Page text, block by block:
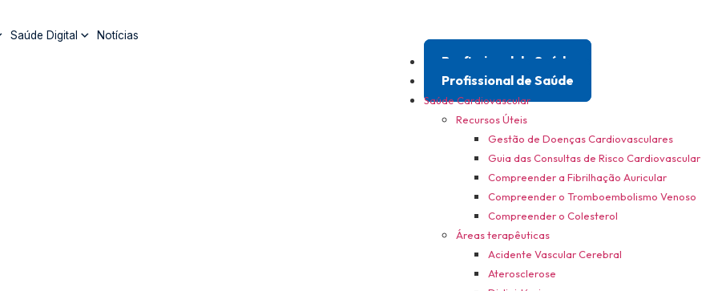
Saúde Digital Notícias
Profissional de Saúde
Profissional de Saúde
Saúde Cardiovascular
Recursos Úteis
Gestão de Doenças Cardiovasculares
Guia das Consultas de Risco Cardiovascular
Compreender a Fibrilhação Auricular
Compreender o Tromboembolismo Venoso
Compreender o Colesterol
Áreas terapêuticas
Acidente Vascular Cerebral
Aterosclerose